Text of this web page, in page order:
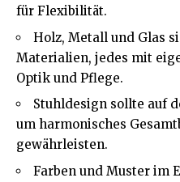
für Flexibilität.
Holz, Metall und Glas
Materialien, jedes mit
Optik und Pflege.
Stuhldesign sollte auf
um harmonisches
gewährleisten.
Farben und Muster im